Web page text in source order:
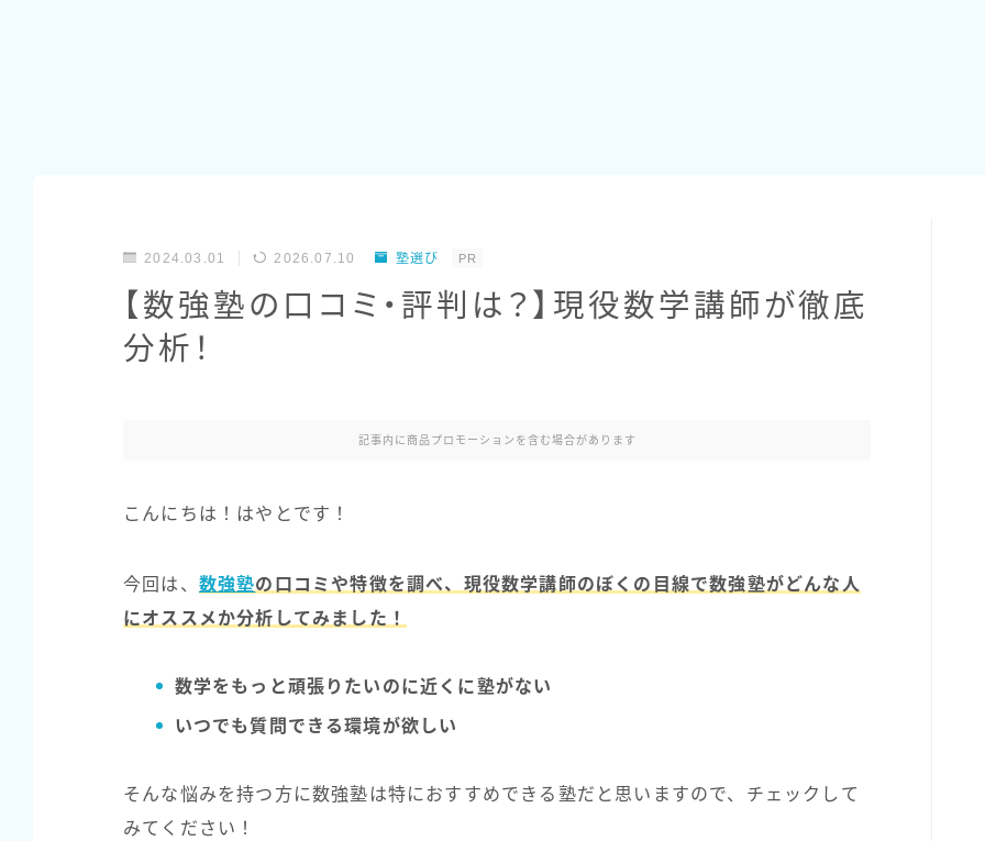
2024.03.01 2026.07.10 塾選び PR
【数強塾の口コミ・評判は？】現役数学講師が徹底
分析！
記事内に商品プロモーションを含む場合があります
こんにちは！はやとです！
今回は、 数強塾の口コミや特徴を調べ、現役数学講師のぼくの目線で数強塾がどんな人
にオススメか分析してみました！
数学をもっと頑張りたいのに近くに塾がない
いつでも質問できる環境が欲しい
そんな悩みを持つ方に数強塾は特におすすめできる塾だと思いますので、チェックして
みてください！